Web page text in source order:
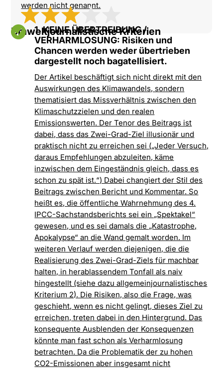
werden nicht genannt.
Umweltjournalistische Kriterien

1. KEINE ÜBERTREIBUNG /
VERHARMLOSUNG: Risiken und
Chancen werden weder übertrieben
dargestellt noch bagatellisiert.
Der Artikel beschäftigt sich nicht direkt mit den
Auswirkungen des Klimawandels, sondern
thematisiert das Missverhältnis zwischen den
Klimaschutzzielen und den realen
Emissionswerten. Der Tenor des Beitrags ist
dabei, dass das Zwei-Grad-Ziel illusionär und
praktisch nicht zu erreichen sei („Jeder Versuch,
daraus Empfehlungen abzuleiten, käme
inzwischen dem Eingeständnis gleich, dass es
schon zu spät ist.“) Dabei changiert der Stil des
Beitrags zwischen Bericht und Kommentar. So
heißt es, die öffentliche Wahrnehmung des 4.
IPCC-Sachstandsberichts sei ein „Spektakel“
gewesen, und es sei damals die „Katastrophe,
Apokalypse“ an die Wand gemalt worden. Im
weiteren Verlauf werden diejenigen, die die
Realisierung des Zwei-Grad-Ziels für machbar
halten, in herablassendem Tonfall als naiv
hingestellt (siehe dazu allgemeinjournalistisches
Kriterium 2). Die Risiken, also die Frage, was
geschieht, wenn es nicht gelingt, dieses Ziel zu
erreichen, treten dabei in den Hintergrund. Das
konsequente Ausblenden der Konsequenzen
könnte man fast schon als Verharmlosung
betrachten. Da die Problematik der zu hohen
CO2-Emissionen aber insgesamt nicht